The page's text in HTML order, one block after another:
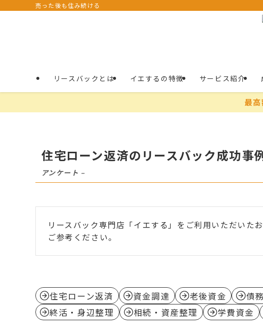
売った後も住み続ける
リースバックとは イエするの特徴 サービス紹介
最
住宅ローン返済のリースバック成功事
アンケート –
リースバック専門店「イエする」をご利用いただいた
ご参考ください。
住宅ローン返済 資金調達 老後資金 債
終活・身辺整理
相続・資産整理 学費資金